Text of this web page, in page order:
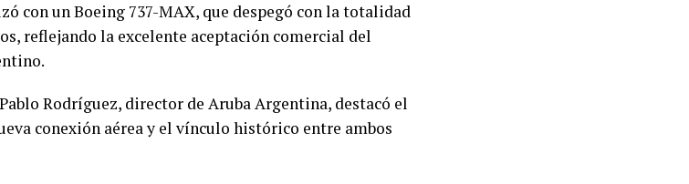
con un Boeing 737-MAX, que despegó con la totalidad
reflejando la excelente aceptación comercial del
Rodríguez, director de Aruba Argentina, destacó el
conexión aérea y el vínculo histórico entre ambos